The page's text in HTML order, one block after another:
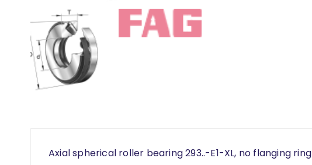
Axial spherical roller bearing 293..-E1-XL, no flanging ring